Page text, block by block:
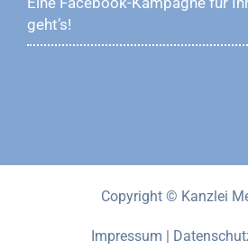
geht’s!
Copyright © Kanzlei
Impressum |